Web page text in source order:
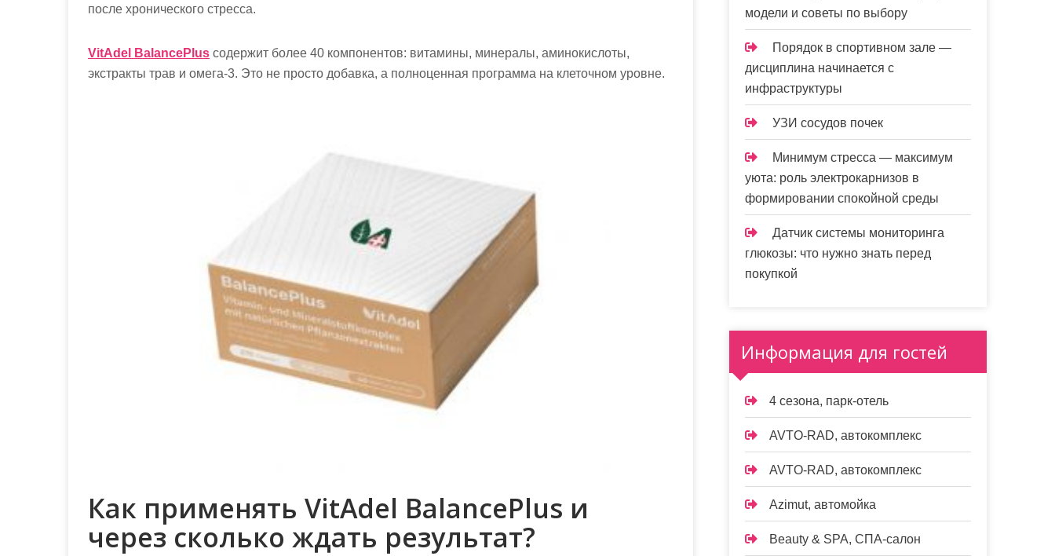
после хронического стресса.
VitAdel BalancePlus содержит более 40 компонентов: витамины, минералы, аминокислоты,
экстракты трав и омега-3. Это не просто добавка, а полноценная программа на клеточном уровне.
Как применять VitAdel BalancePlus и
через сколько ждать результат?
модели и советы по выбору
Порядок в спортивном зале —
дисциплина начинается с
инфраструктуры
УЗИ сосудов почек
Минимум стресса — максимум
уюта: роль электрокарнизов в
формировании спокойной среды
Датчик системы мониторинга
глюкозы: что нужно знать перед
покупкой
Информация для гостей
4 сезона, парк-отель
AVTO-RAD, автокомплекс
AVTO-RAD, автокомплекс
Azimut, автомойка
Beauty & SPA, СПА-салон